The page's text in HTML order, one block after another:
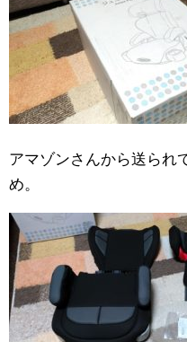
アマゾンさんから送られ
め。